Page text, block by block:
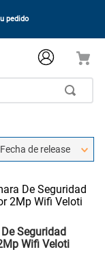
pedido
Fecha de release
Seguridad
Wifi Veloti